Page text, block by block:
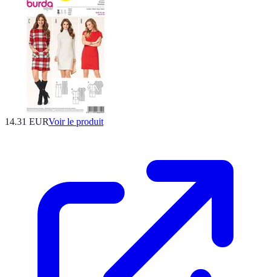
14.31 EURVoir le produit